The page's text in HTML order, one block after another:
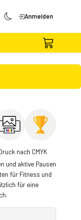
Anmelden
nach CMYK
und aktive Pausen
für Fitness und
für eine